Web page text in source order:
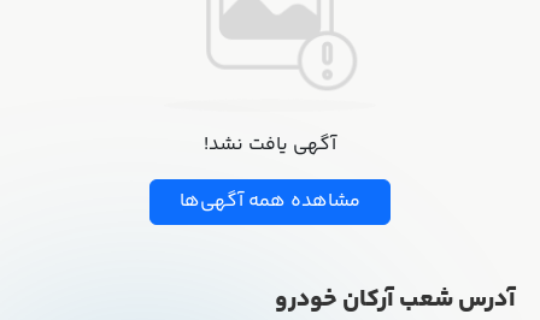
آگهی یافت نشد!
مشاهده همه آگهی‌ها
آدرس شعب آرکان خودرو